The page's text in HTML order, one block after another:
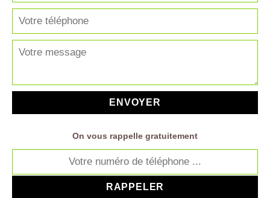
On vous rappelle gratuitement